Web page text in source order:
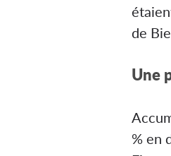
de
Une
% en